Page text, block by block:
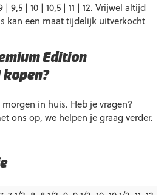
9,5 | 10 | 10,5 | 11 | 12. Vrijwel altijd
kan een maat tijdelijk uitverkocht
Edition
in huis. Heb je vragen?
ons op, we helpen je graag verder.